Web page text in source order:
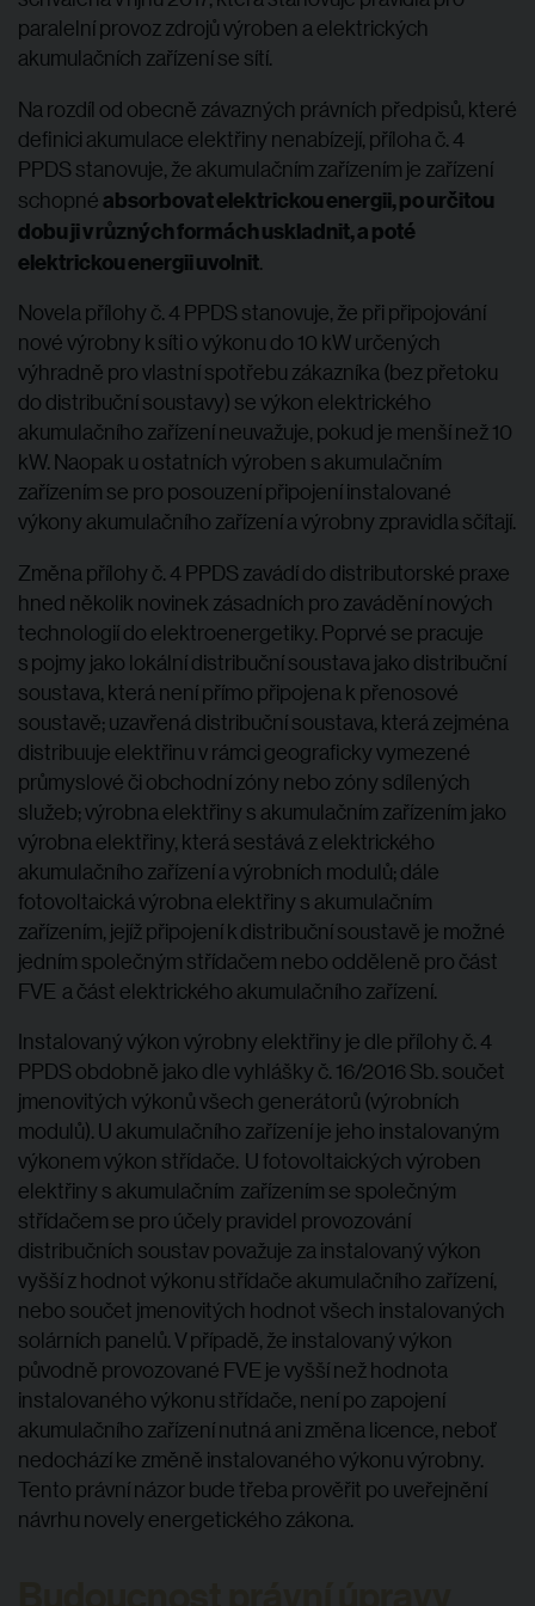
paralelní provoz zdrojů výroben a elektrických
akumulačních zařízení se sítí.
Na rozdíl od obecně závazných právních předpisů, které
definici akumulace elektřiny nenabízejí, příloha č. 4
PPDS stanovuje, že akumulačním zařízením je zařízení
schopnéabsorbovat elektrickou energii, po určitou
dobu ji v různých formách uskladnit, a poté
elektrickou energii uvolnit.
Novela přílohy č. 4 PPDS stanovuje, že při připojování
nové výrobny k síti o výkonu do 10 kW určených
výhradně pro vlastní spotřebu zákazníka (bez přetoku
do distribuční soustavy) se výkon elektrického
akumulačního zařízení neuvažuje, pokud je menší než 10
kW. Naopak u ostatních výroben s akumulačním
zařízením se pro posouzení připojení instalované
výkony akumulačního zařízení a výrobny zpravidla sčítají.
Změna přílohy č. 4 PPDS zavádí do distributorské praxe
hned několik novinek zásadních pro zavádění nových
technologií do elektroenergetiky. Poprvé se pracuje
s pojmy jako lokální distribuční soustava jako distribuční
soustava, která není přímo připojena k přenosové
soustavě; uzavřená distribuční soustava, která zejména
distribuuje elektřinu v rámci geograficky vymezené
průmyslové či obchodní zóny nebo zóny sdílených
služeb; výrobna elektřiny s akumulačním zařízením jako
výrobna elektřiny, která sestává z elektrického
akumulačního zařízení a výrobních modulů; dále
fotovoltaická výrobna elektřiny s akumulačním
zařízením, jejíž připojení k distribuční soustavě je možné
jedním společným střídačem nebo odděleně pro část
FVE a část elektrického akumulačního zařízení.
Instalovaný výkon výrobny elektřiny je dle přílohy č. 4
PPDS obdobně jako dle vyhlášky č. 16/2016 Sb. součet
jmenovitých výkonů všech generátorů (výrobních
modulů). U akumulačního zařízení je jeho instalovaným
výkonem výkon střídače. U fotovoltaických výroben
elektřiny s akumulačním zařízením se společným
střídačem se pro účely pravidel provozování
distribučních soustav považuje za instalovaný výkon
vyšší z hodnot výkonu střídače akumulačního zařízení,
nebo součet jmenovitých hodnot všech instalovaných
solárních panelů. V případě, že instalovaný výkon
původně provozované FVE je vyšší než hodnota
instalovaného výkonu střídače, není po zapojení
akumulačního zařízení nutná ani změna licence, neboť
nedochází ke změně instalovaného výkonu výrobny.
Tento právní názor bude třeba prověřit po uveřejnění
návrhu novely energetického zákona.